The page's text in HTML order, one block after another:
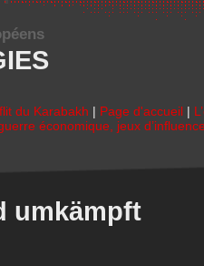
du Karabakh | Page d'accueil |
économique, jeux
umkämpft